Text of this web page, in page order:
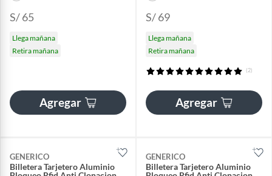
S/ 65
Llega mañana
Retira mañana
Agregar
S/ 69
Llega mañana
Retira mañana
(2)
Agregar
GENERICO
Billetera Tarjetero Aluminio
GENERICO
Billetera Tarjetero Aluminio